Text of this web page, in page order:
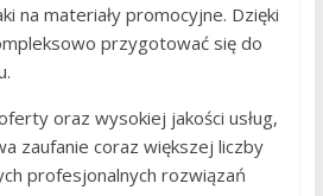
na materiały promocyjne. Dzięki
przygotować się do
oraz wysokiej jakości usług,
zaufanie coraz większej liczby
profesjonalnych rozwiązań